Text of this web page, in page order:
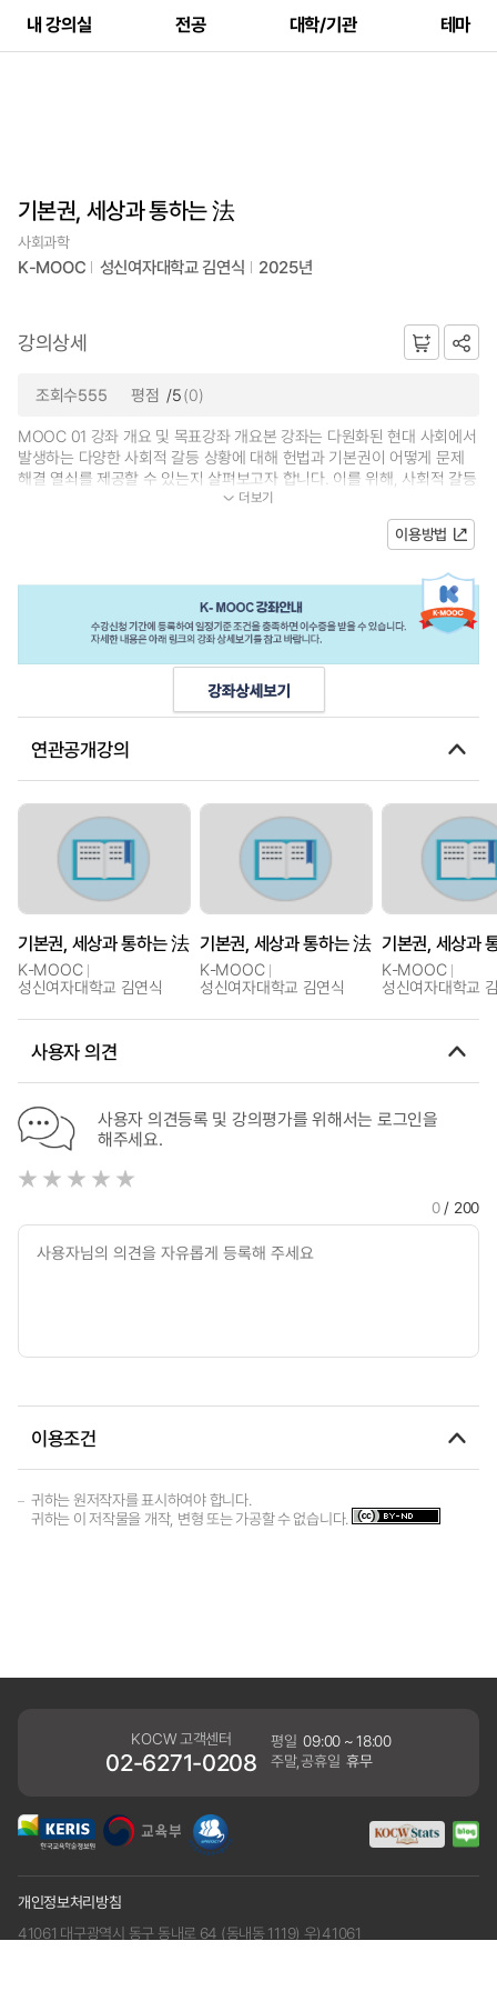
내 강의실 전공 대학/기관 테마
기본권, 세상과 통하는 法
사회과학
K-MOOC 성신여자대학교 김연식 2025년
강의상세
조회수555 평점 /5(0)
MOOC 01 강좌 개요 및 목표강좌 개요본 강좌는 다원화된 현대 사회에서
발생하는 다양한 사회적 갈등 상황에 대해 헌법과 기본권이 어떻게 문제
해결 열쇠를 제공할 수 있는지 살펴보고자 합니다. 이를 위해, 사회적 갈등
을 헌법의 언어로 어떻게 재해석... 더보기
이용방법
연관공개강의
기본권, 세상과 통하는 法
K-MOOC
성신여자대학교 김연식
기본권, 세상과 통하는 法
K-MOOC
성신여자대학교 김연식
기본권, 세상과
K-MOOC
성신여자대학교
사용자 의견
사용자 의견등록 및 강의평가를 위해서는 로그인을
해주세요.
0/ 200
이용조건
귀하는 원저작자를 표시하여야 합니다.
귀하는 이 저작물을 개작, 변형 또는 가공할 수 없습니다.
KOCW 고객센터
02-6271-0208
평일 09:00 ~ 18:00
주말,공휴일 휴무
개인정보처리방침
41061 대구광역시 동구 동내로 64 (동내동 1119) 우)41061